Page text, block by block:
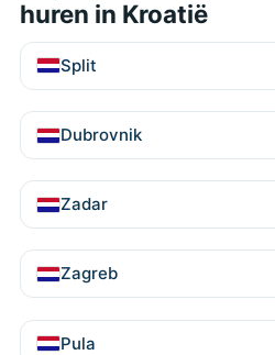
huren in Kroatië
Split
Dubrovnik
Zadar
Zagreb
Pula